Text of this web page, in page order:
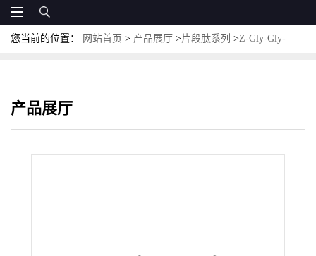
您当前的位置： 网站首页 > 产品展厅 >片段肽系列 >Z-Gly-Gly-
产品展厅